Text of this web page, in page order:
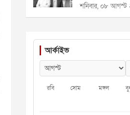
শনিবার, ০৮
আর্কাইভ
রবি সোম মঙ্গল